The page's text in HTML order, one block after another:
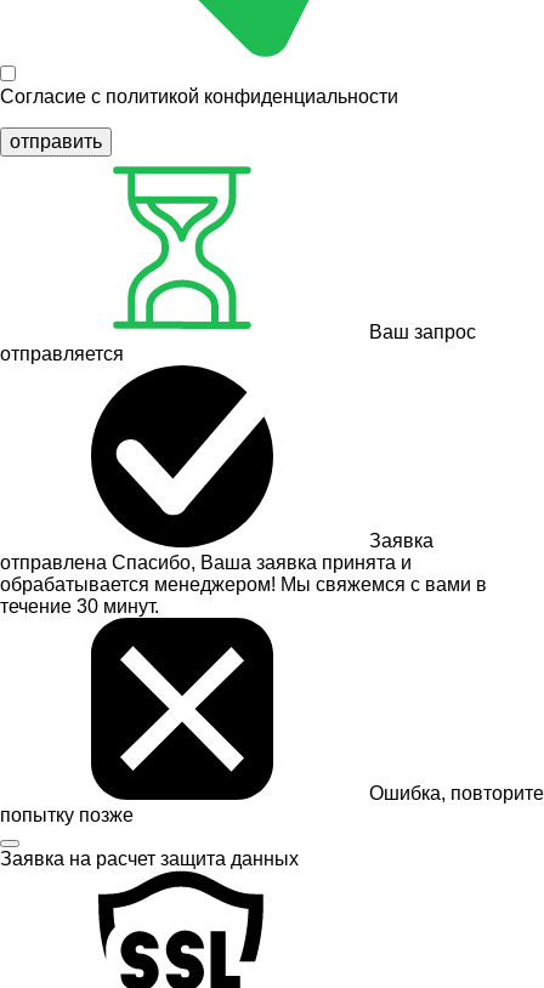
Согласие с политикой конфиденциальности
отправить
Ваш запрос
отправляется
Заявка
отправлена Спасибо, Ваша заявка принята и
обрабатывается менеджером! Мы свяжемся с вами в
течение 30 минут.
Ошибка, повторите
попытку позже
Заявка на расчет защита данных